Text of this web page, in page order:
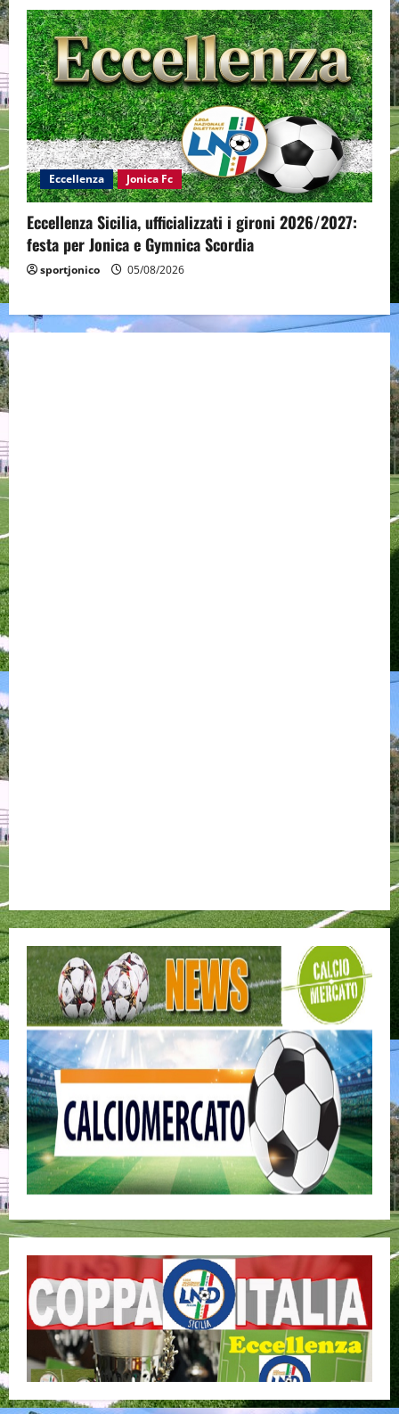
Eccellenza Jonica Fc
Eccellenza Sicilia, ufficializzati i gironi 2026/2027:
festa per Jonica e Gymnica Scordia
sportjonico 05/08/2026